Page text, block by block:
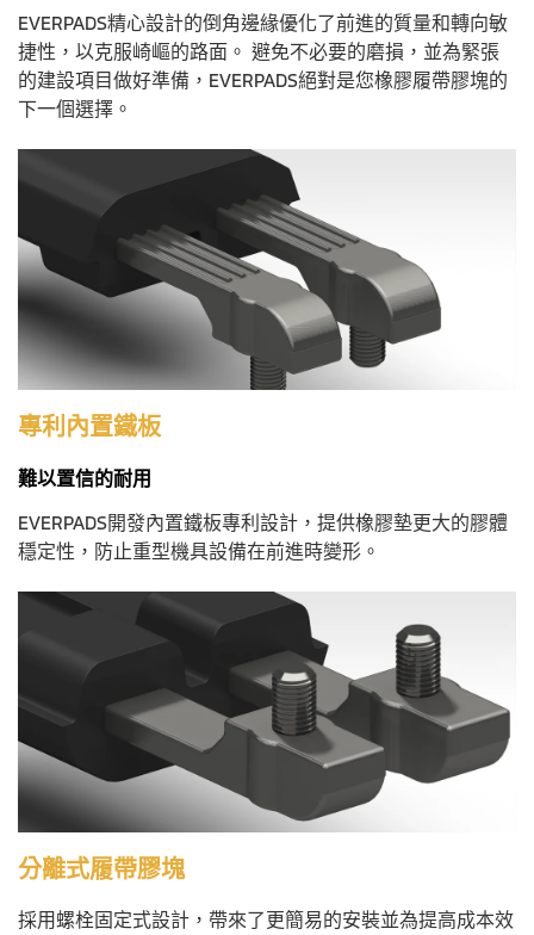
EVERPADS精心設計的倒角邊緣優化了前進的質量和轉向敏
捷性，以克服崎嶇的路面。 避免不必要的磨損，並為緊張
的建設項目做好準備，EVERPADS絕對是您橡膠履帶膠塊的
下一個選擇。
專利內置鐵板
難以置信的耐用
EVERPADS開發內置鐵板專利設計，提供橡膠墊更大的膠體
穩定性，防止重型機具設備在前進時變形。
分離式履帶膠塊
採用螺栓固定式設計，帶來了更簡易的安裝並為提高成本效